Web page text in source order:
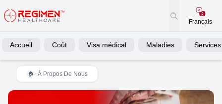
Français
Accueil Coût Visa médical Maladies Services
🏠 >À Propos De Nous